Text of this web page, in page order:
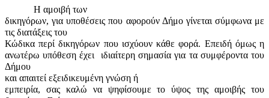
Η αμοιβή των
δικηγόρων, για υποθέσεις που αφορούν Δήμο γίνεται σύμφωνα με
τις διατάξεις του
Κώδικα περί δικηγόρων που ισχύουν κάθε φορά. Επειδή όμως η
ανωτέρω υπόθεσηέχει
ιδιαίτερη σημασία για τα συμφέροντα του
Δήμου
και απαιτεί εξειδικευμένη γνώση ή
εμπειρία, σας καλώ να ψηφίσουμε το ύψος της αμοιβής του